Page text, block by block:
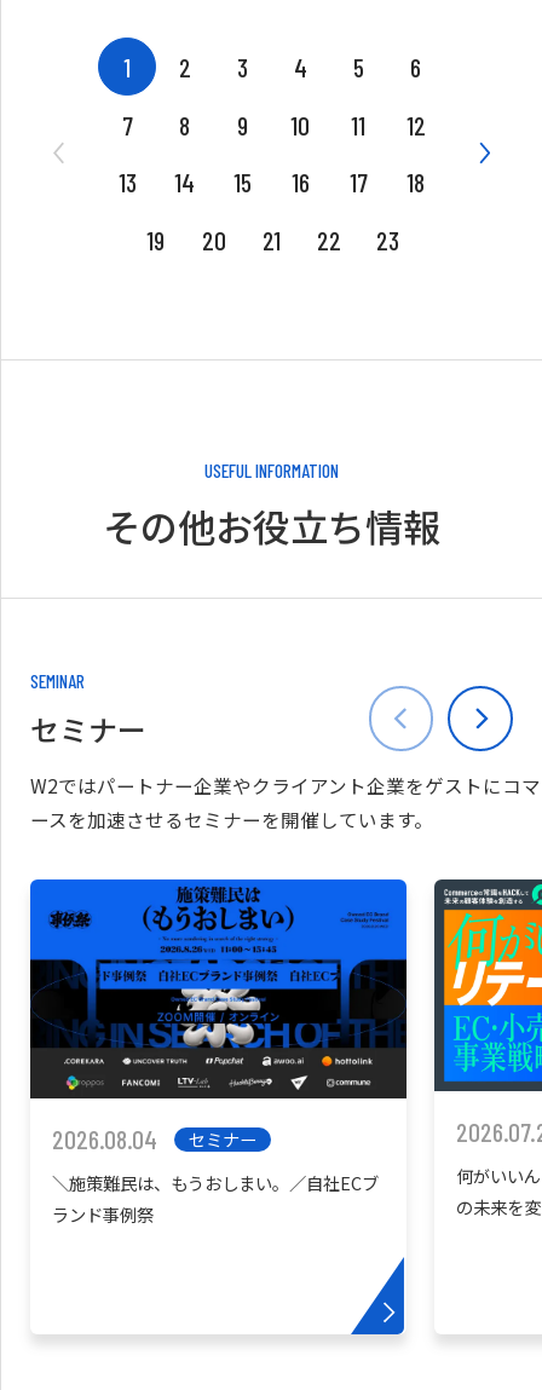
1 2 3 4 5
6
7
8 9 10 11
12
13
14 15 16 17
18
19
20 21 22 23
USEFUL INFORMATION
その他お役立ち情報
SEMINAR
セミナー
W2ではパートナー企業やクライアント企業をゲストにコマ
ースを加速させるセミナーを開催しています。
2026.08.04
セミナー
＼施策難民は、もうおしまい。／自社ECブ
ランド事例祭
何がいい
の未来を